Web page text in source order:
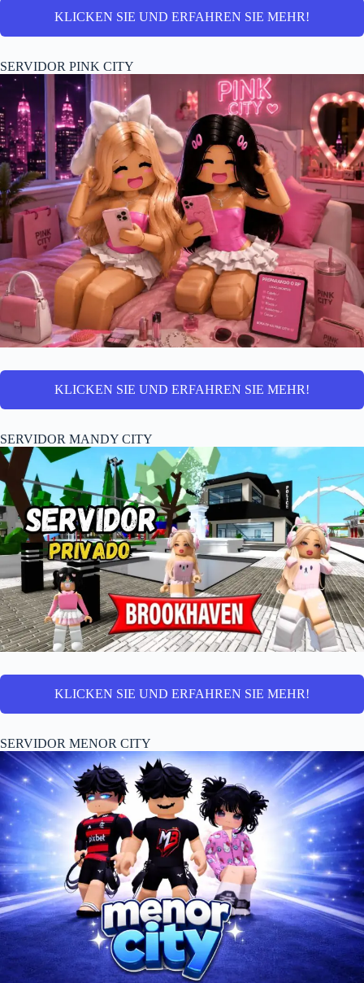
KLICKEN SIE UND ERFAHREN SIE MEHR!
SERVIDOR PINK CITY
KLICKEN SIE UND ERFAHREN SIE MEHR!
SERVIDOR MANDY CITY
KLICKEN SIE UND ERFAHREN SIE MEHR!
SERVIDOR MENOR CITY